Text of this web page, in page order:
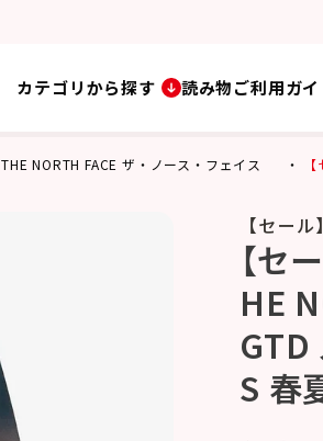
カテゴリから探す 読み物ご利用ガイ
THE NORTH FACE ザ・ノース・フェイス
【セー
【セ
HE
GTD
S 春